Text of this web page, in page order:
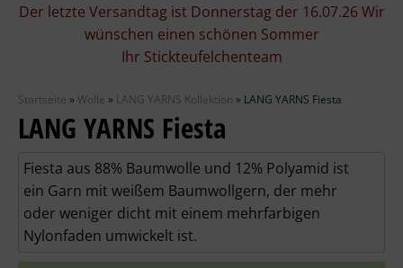
Mill Hill Beads
Wolle
Stricknadeln
Knüpfpackungen
Ausverkauf
Der letzte Versandtag ist Donnerstag der 16.07.26 Wir
wünschen einen schönen Sommer
Ihr Stickteufelchenteam
Startseite » Wolle » LANG YARNS Kollektion » LANG YARNS Fiesta
LANG YARNS Fiesta
Fiesta aus 88% Baumwolle und 12% Polyamid ist
ein Garn mit weißem Baumwollgern, der mehr
oder weniger dicht mit einem mehrfarbigen
Nylonfaden umwickelt ist.